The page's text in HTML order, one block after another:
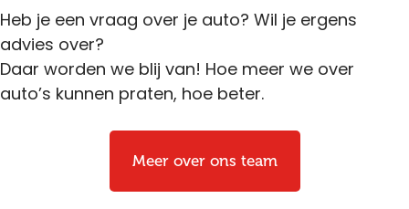
Heb je een vraag over je auto? Wil je ergens
advies over?
Daar worden we blij van! Hoe meer we over
auto’s kunnen praten, hoe beter.
Meer over ons team